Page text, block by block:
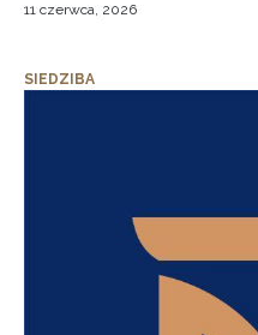
11 czerwca, 2026
SIEDZIBA